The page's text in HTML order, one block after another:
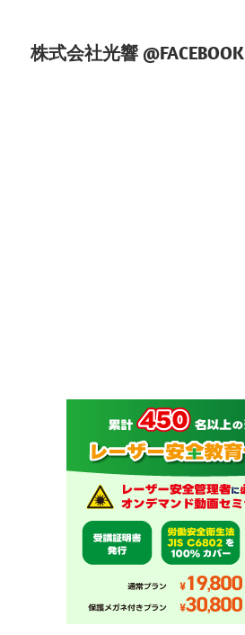
株式会社光響 @FACEBOOK